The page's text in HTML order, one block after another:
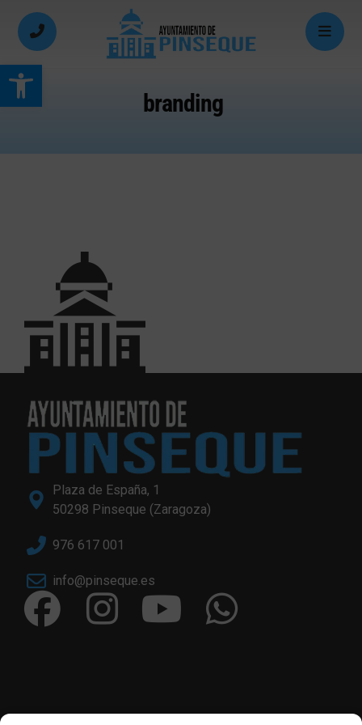
Abrir barra de herramientas
branding
Plaza de España, 1
50298 Pinseque (Zaragoza)
976 617 001
info@pinseque.es